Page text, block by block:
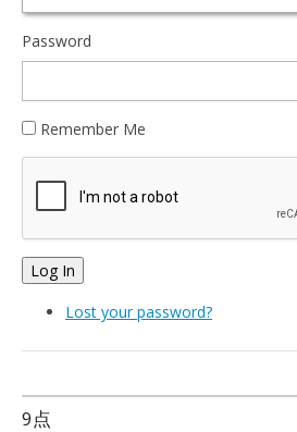
Password
Remember Me
Log In
Lost your password?
9点